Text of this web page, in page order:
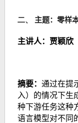
二、 主题：零样
主讲人：贾颖欣
摘要： 通过在提
入）的情况下生
种下游任务这种
语言模型对不同